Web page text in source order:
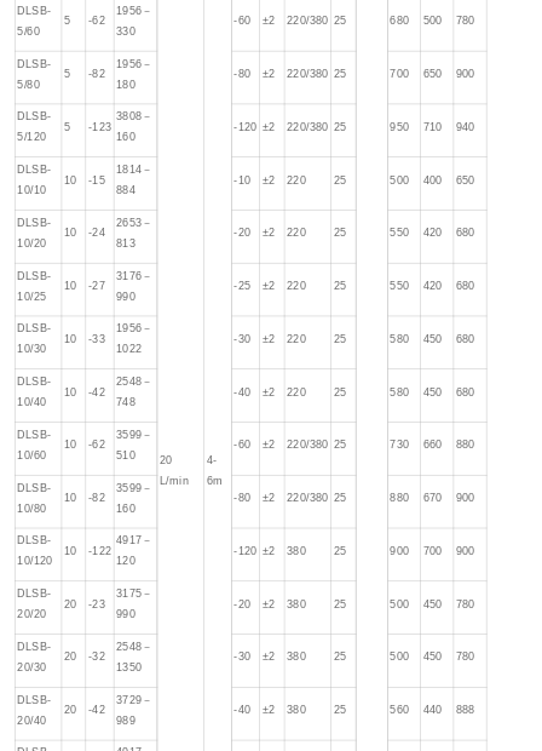
20
L/min
4-
6m
DLSB-
5/60
5 -62
1956－
330
-60 ±2 220/380 25 680 500 780
DLSB-
5/80
5 -82
1956－
180
-80 ±2 220/380 25 700 650 900
DLSB-
5/120
5 -123
3808－
160
-120 ±2 220/380 25 950 710 940
DLSB-
10/10
10 -15
1814－
884
-10 ±2 220 25 500 400 650
DLSB-
10/20
10 -24
2653－
813
-20 ±2 220 25 550 420 680
DLSB-
10/25
10 -27
3176－
990
-25 ±2 220 25 550 420 680
DLSB-
10/30
10 -33
1956－
1022
-30 ±2 220 25 580 450 680
DLSB-
10/40
10 -42
2548－
748
-40 ±2 220 25 580 450 680
DLSB-
10/60
10 -62
3599－
510
-60 ±2 220/380 25 730 660 880
DLSB-
10/80
10 -82
3599－
160
-80 ±2 220/380 25 880 670 900
DLSB-
10/120
10 -122
4917－
120
-120 ±2 380 25 900 700 900
DLSB-
20/20
20 -23
3175－
990
-20 ±2 380 25 500 450 780
DLSB-
20/30
20 -32
2548－
1350
-30 ±2 380 25 500 450 780
DLSB-
20/40
20 -42
3729－
989
-40 ±2 380 25 560 440 888